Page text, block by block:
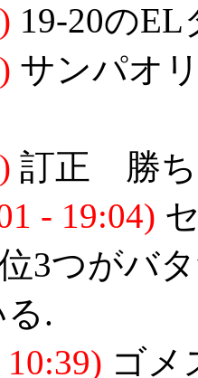
19-20の
サンパオ
訂正 勝ち
- 19:04)
3つがバ
.
ゴメ